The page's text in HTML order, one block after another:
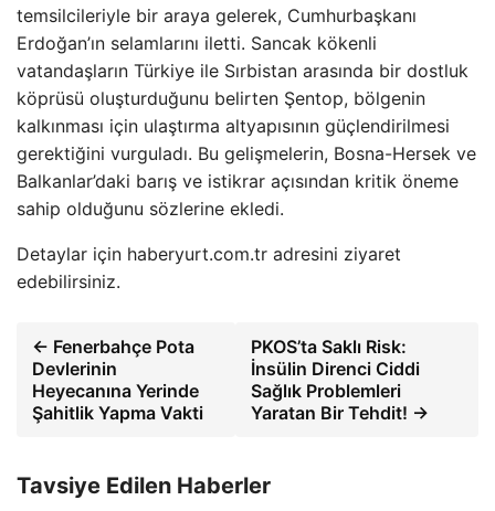
temsilcileriyle bir araya gelerek, Cumhurbaşkanı
Erdoğan’ın selamlarını iletti. Sancak kökenli
vatandaşların Türkiye ile Sırbistan arasında bir dostluk
köprüsü oluşturduğunu belirten Şentop, bölgenin
kalkınması için ulaştırma altyapısının güçlendirilmesi
gerektiğini vurguladı. Bu gelişmelerin, Bosna-Hersek ve
Balkanlar’daki barış ve istikrar açısından kritik öneme
sahip olduğunu sözlerine ekledi.
Detaylar için haberyurt.com.tr adresini ziyaret
edebilirsiniz.
← Fenerbahçe Pota
Devlerinin
Heyecanına Yerinde
Şahitlik Yapma Vakti
PKOS’ta Saklı Risk:
İnsülin Direnci Ciddi
Sağlık Problemleri
Yaratan Bir Tehdit! →
Tavsiye Edilen Haberler